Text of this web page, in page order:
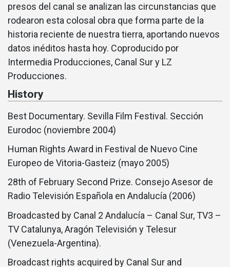
presos del canal se analizan las circunstancias que
rodearon esta colosal obra que forma parte de la
historia reciente de nuestra tierra, aportando nuevos
datos inéditos hasta hoy. Coproducido por
Intermedia Producciones, Canal Sur y LZ
Producciones.
History
Best Documentary. Sevilla Film Festival. Sección
Eurodoc (noviembre 2004)
Human Rights Award in Festival de Nuevo Cine
Europeo de Vitoria-Gasteiz (mayo 2005)
28th of February Second Prize. Consejo Asesor de
Radio Televisión Española en Andalucí­a (2006)
Broadcasted by Canal 2 Andalucí­a – Canal Sur, TV3 –
TV Catalunya, Aragón Televisión y Telesur
(Venezuela-Argentina).
Broadcast rights acquired by Canal Sur and